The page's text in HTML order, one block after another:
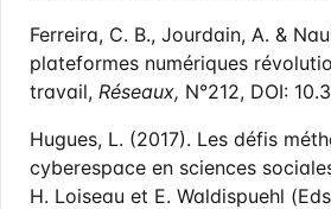
Ferreira, C. B., Jourdain, A. &
plateformes numériques
travail, Réseaux, N°212, DOI:
Hugues, L. (2017). Les défis
cyberespace en sciences
H. Loiseau et E. Waldispuehl